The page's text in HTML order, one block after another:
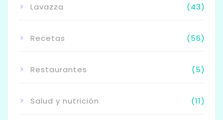
Lavazza (43)
Recetas (56)
Restaurantes (5)
Salud y nutrición (11)